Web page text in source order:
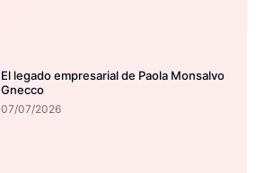
El legado empresarial de Paola Monsalvo
Gnecco
07/07/2026